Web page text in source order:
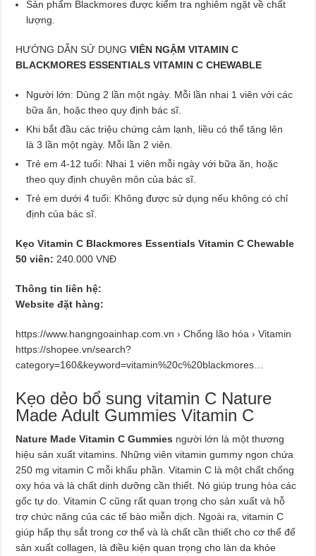
Sản phẩm Blackmores được kiểm tra nghiêm ngặt về chất
lượng.
HƯỚNG DẪN SỬ DỤNG VIÊN NGẬM VITAMIN C
BLACKMORES ESSENTIALS VITAMIN C CHEWABLE
Người lớn: Dùng 2 lần một ngày. Mỗi lần nhai 1 viên với các
bữa ăn, hoặc theo quy định bác sĩ.
Khi bắt đầu các triệu chứng cảm lạnh, liều có thể tăng lên
là 3 lần một ngày. Mỗi lần 2 viên.
Trẻ em 4-12 tuổi: Nhai 1 viên mỗi ngày với bữa ăn, hoặc
theo quy định chuyên môn của bác sĩ.
Trẻ em dưới 4 tuổi: Không được sử dụng nếu không có chỉ
định của bác sĩ.
Kẹo Vitamin C Blackmores Essentials Vitamin C Chewable
50 viên: 240.000 VNĐ
Thông tin liên hệ:
Website đặt hàng:
https://www.hangngoainhap.com.vn › Chống lão hóa › Vitamin
https://shopee.vn/search?
category=160&keyword=vitamin%20c%20blackmores…
Kẹo dẻo bổ sung vitamin C Nature
Made Adult Gummies Vitamin C
Nature Made Vitamin C Gummies người lớn là một thương
hiệu sản xuất vitamins. Những viên vitamin gummy ngon chứa
250 mg vitamin C mỗi khẩu phần. Vitamin C là một chất chống
oxy hóa và là chất dinh dưỡng cần thiết. Nó giúp trung hòa các
gốc tự do. Vitamin C cũng rất quan trọng cho sản xuất và hỗ
trợ chức năng của các tế bào miễn dịch. Ngoài ra, vitamin C
giúp hấp thụ sắt trong cơ thể và là chất cần thiết cho cơ thể để
sản xuất collagen, là điều kiện quan trọng cho làn da khỏe